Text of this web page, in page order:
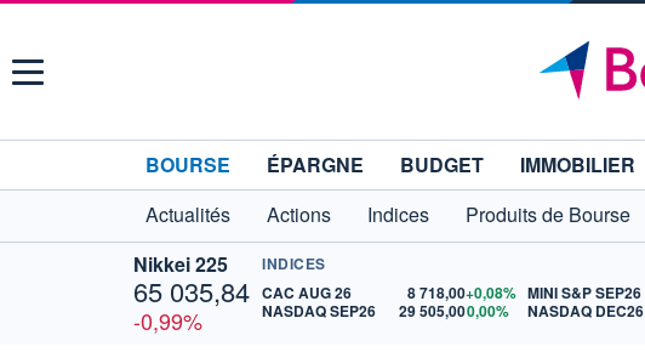
Menu
BOURSE ÉPARGNE BUDGET IMMOBILIER
Actualités
Actions Indices Produits de Bourse
Nikkei 225
65 035,84
-0,99%
INDICES
CAC AUG 26
8 718,00+0,08%
NASDAQ SEP26
29 505,000,00%
MINI S&P SEP26
NASDAQ DEC26